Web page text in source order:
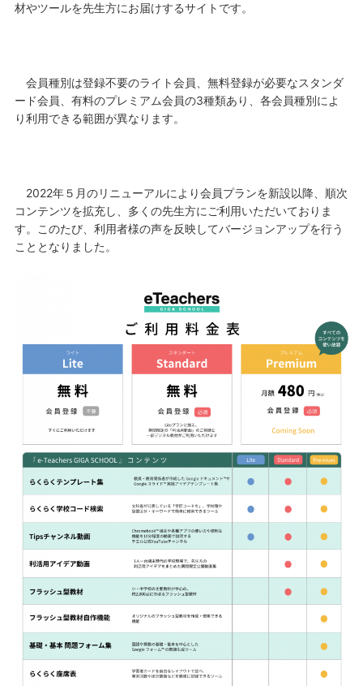
材やツールを先生方にお届けするサイトです。
会員種別は登録不要のライト会員、無料登録が必要なスタンダ
ード会員、有料のプレミアム会員の3種類あり、各会員種別によ
り利用できる範囲が異なります。
2022年５月のリニューアルにより会員プランを新設以降、順次
コンテンツを拡充し、多くの先生方にご利用いただいておりま
す。このたび、利用者様の声を反映してバージョンアップを行う
こととなりました。